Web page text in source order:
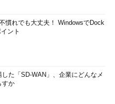
慣れでも大丈夫！ WindowsでDock
ント
した「SD-WAN」、企業にどんなメ
すか